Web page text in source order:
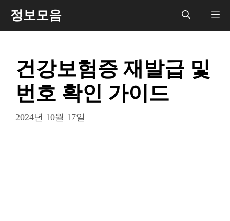
정보모음 메
건강보험증 재발급 및
번호 확인 가이드
2024년 10월 17일